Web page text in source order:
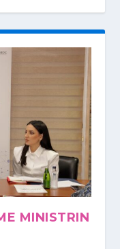
MINISTRIN